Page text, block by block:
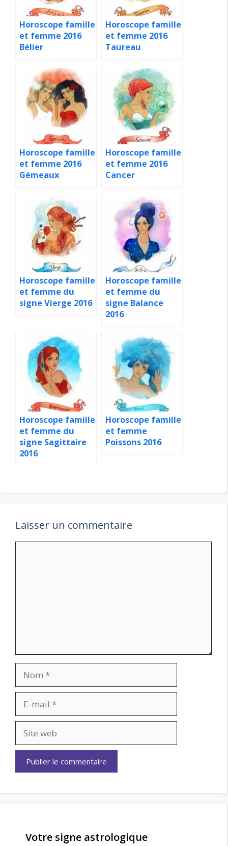
Horoscope famille
et femme 2016
Bélier
Horoscope famille
et femme 2016
Taureau
Horoscope famille
et femme 2016
Gémeaux
Horoscope famille
et femme 2016
Cancer
Horoscope famille
et femme du
signe Vierge 2016
Horoscope famille
et femme du
signe Balance
2016
Horoscope famille
et femme du
signe Sagittaire
2016
Horoscope famille
et femme
Poissons 2016
Laisser un commentaire
mail
web
Votre signe astrologique